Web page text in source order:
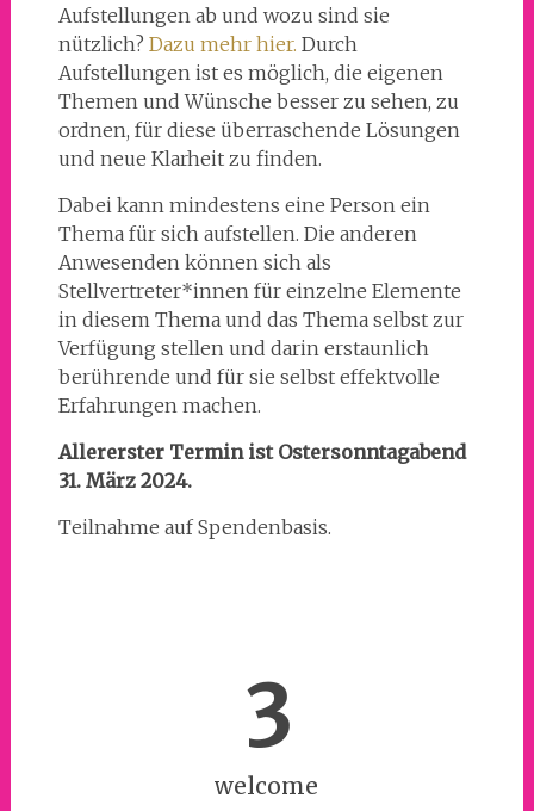
Aufstellungen ab und wozu sind sie
nützlich? Dazu mehr hier. Durch
Aufstellungen ist es möglich, die eigenen
Themen und Wünsche besser zu sehen, zu
ordnen, für diese überraschende Lösungen
und neue Klarheit zu finden.
Dabei kann mindestens eine Person ein
Thema für sich aufstellen. Die anderen
Anwesenden können sich als
Stellvertreter*innen für einzelne Elemente
in diesem Thema und das Thema selbst zur
Verfügung stellen und darin erstaunlich
berührende und für sie selbst effektvolle
Erfahrungen machen.
Allererster Termin ist Ostersonntagabend
31. März 2024.
Teilnahme auf Spendenbasis.
welcome
3